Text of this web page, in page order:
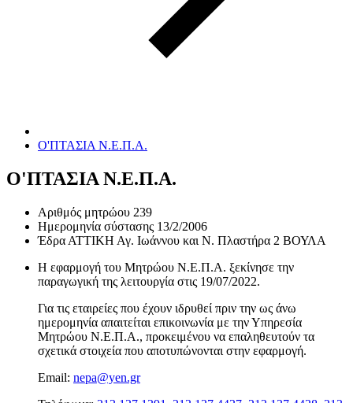
Ο'ΠΤΑΣΙΑ Ν.Ε.Π.Α.
Ο'ΠΤΑΣΙΑ Ν.Ε.Π.Α.
Αριθμός μητρώου 239
Ημερομηνία σύστασης 13/2/2006
Έδρα ΑΤΤΙΚΗ Αγ. Ιωάννου και Ν. Πλαστήρα 2 ΒΟΥΛΑ
Η εφαρμογή του Μητρώου Ν.Ε.Π.Α. ξεκίνησε την
παραγωγική της λειτουργία στις 19/07/2022.
Για τις εταιρείες που έχουν ιδρυθεί πριν την ως άνω
ημερομηνία απαιτείται επικοινωνία με την Υπηρεσία
Μητρώου Ν.Ε.Π.Α., προκειμένου να επαληθευτούν τα
σχετικά στοιχεία που αποτυπώνονται στην εφαρμογή.
Email: nepa@yen.gr